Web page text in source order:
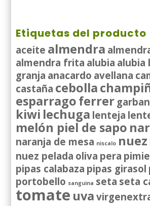
Etiquetas del producto
aceite almendra
almendra frita alubia alubia
granja anacardo avellana
castaña cebolla
esparragoferrer
kiwi lechuga lenteja
melón piel de sapo
naranja de mesa niscalo nuez
nuez pelada oliva pera
pipas calabaza pipas girasol
portobello sanguina seta seta
tomate uva